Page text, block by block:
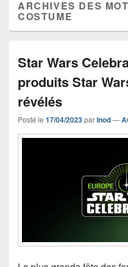
ARCHIVES DES
COSTUME
Star Wars
produits Star
révélés
Posté le 17/04/2023parInod—